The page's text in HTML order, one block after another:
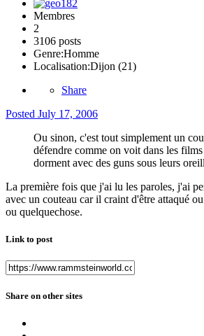
Membres
2
3106 posts
Genre:Homme
Localisation:Dijon (21)
Share
Posted July 17, 2006
Ou sinon, c'est tout simplement un
défendre comme on voit dans les films
dorment avec des guns sous leurs
La première fois que j'ai lu les paroles, j'ai
avec un couteau car il craint d'être attaqué
ou quelquechose.
Link to post
Share on other sites